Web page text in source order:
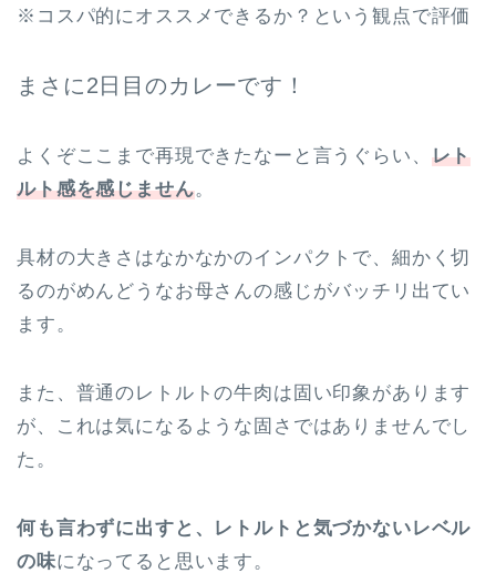
※コスパ的にオススメできるか？という観点で評価
まさに2日目のカレーです！
よくぞここまで再現できたなーと言うぐらい、 レト
ルト感を感じません。
具材の大きさはなかなかのインパクトで、細かく切
るのがめんどうなお母さんの感じがバッチリ出てい
ます。
また、普通のレトルトの牛肉は固い印象があります
が、これは気になるような固さではありませんでし
た。
何も言わずに出すと、レトルトと気づかないレベル
の味になってると思います。